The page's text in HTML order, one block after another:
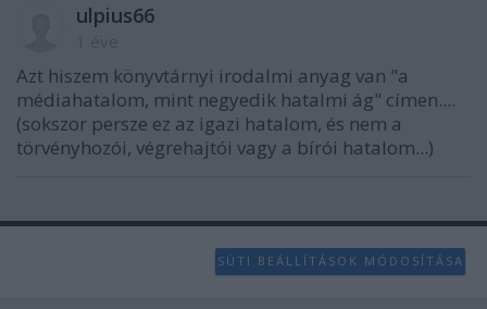
ulpius66
Azt hiszem könyvtárnyi irodalmi anyag van "a
médiahatalom, mint negyedik hatalmi ág" címen....
(sokszor persze ez az igazi hatalom, és nem a
törvényhozói, végrehajtói vagy a bírói hatalom...)
SÜTI BEÁLLÍTÁSOK MÓDOSÍTÁSA